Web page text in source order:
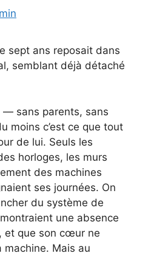
sept ans reposait dans
semblant déjà détaché
— sans parents, sans
moins c’est ce que tout
de lui. Seuls les
horloges, les murs
des machines
ses journées. On
du système de
une absence
et que son cœur ne
Mais au